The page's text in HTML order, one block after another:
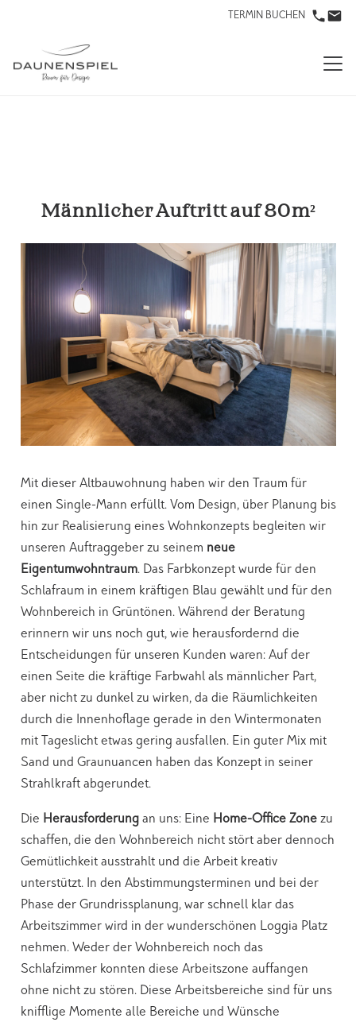
TERMIN BUCHEN
Männlicher Auftritt auf 80m²
Mit dieser Altbauwohnung haben wir den Traum für
einen Single-Mann erfüllt. Vom Design, über Planung bis
hin zur Realisierung eines Wohnkonzepts begleiten wir
unseren Auftraggeber zu seinem neue
Eigentumwohntraum. Das Farbkonzept wurde für den
Schlafraum in einem kräftigen Blau gewählt und für den
Wohnbereich in Grüntönen. Während der Beratung
erinnern wir uns noch gut, wie herausfordernd die
Entscheidungen für unseren Kunden waren: Auf der
einen Seite die kräftige Farbwahl als männlicher Part,
aber nicht zu dunkel zu wirken, da die Räumlichkeiten
durch die Innenhoflage gerade in den Wintermonaten
mit Tageslicht etwas gering ausfallen. Ein guter Mix mit
Sand und Graunuancen haben das Konzept in seiner
Strahlkraft abgerundet.
Die Herausforderungan uns: Eine Home-Office Zonezu
schaffen, die den Wohnbereich nicht stört aber dennoch
Gemütlichkeit ausstrahlt und die Arbeit kreativ
unterstützt. In den Abstimmungsterminen und bei der
Phase der Grundrissplanung, war schnell klar das
Arbeitszimmer wird in der wunderschönen Loggia Platz
nehmen. Weder der Wohnbereich noch das
Schlafzimmer konnten diese Arbeitszone auffangen
ohne nicht zu stören. Diese Arbeitsbereiche sind für uns
knifflige Momente alle Bereiche und Wünsche